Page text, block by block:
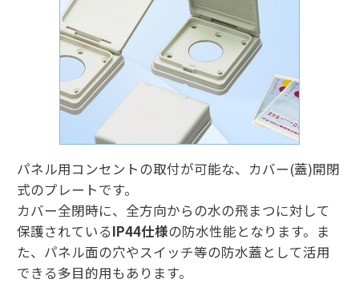
パネル用コンセントの取付が可能な、カバー(蓋)開閉
式のプレートです。
カバー全閉時に、全方向からの水の飛まつに対して
保護されているIP44仕様の防水性能となります。ま
た、パネル面の穴やスイッチ等の防水蓋として活用
できる多目的用もあります。